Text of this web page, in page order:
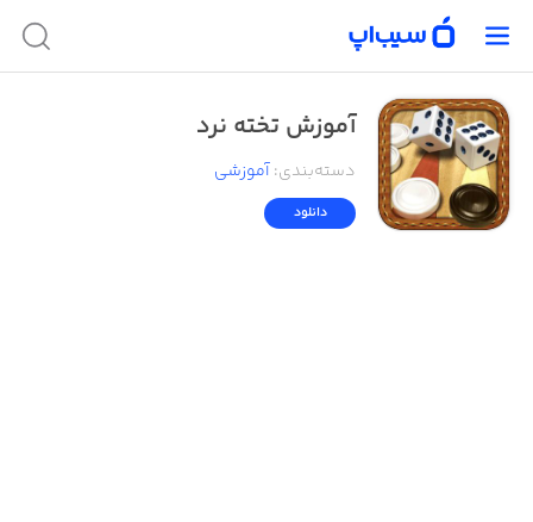
آموزش تخته نرد
دسته‌بندی:آموزشی
دانلود